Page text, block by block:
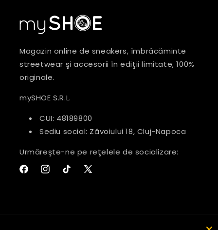
Magazin online de sneakers, îmbrăcăminte
streetwear şi accesorii în ediţii limitate, 100%
originale.
mySHOE S.R.L.
CUI: 48189800
Sediu social: Zăvoiului 18, Cluj-Napoca
Urmăreşte-ne pe reţelele de socializare:
FacebookInstagram
TikTok Twitter